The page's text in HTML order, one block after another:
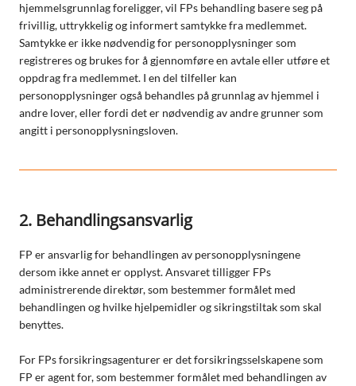
hjemmelsgrunnlag foreligger, vil FPs behandling basere seg på
frivillig, uttrykkelig og informert samtykke fra medlemmet.
Samtykke er ikke nødvendig for personopplysninger som
registreres og brukes for å gjennomføre en avtale eller utføre et
oppdrag fra medlemmet. I en del tilfeller kan
personopplysninger også behandles på grunnlag av hjemmel i
andre lover, eller fordi det er nødvendig av andre grunner som
angitt i personopplysningsloven.
2. Behandlingsansvarlig
FP er ansvarlig for behandlingen av personopplysningene
dersom ikke annet er opplyst. Ansvaret tilligger FPs
administrerende direktør, som bestemmer formålet med
behandlingen og hvilke hjelpemidler og sikringstiltak som skal
benyttes.
For FPs forsikringsagenturer er det forsikringsselskapene som
FP er agent for, som bestemmer formålet med behandlingen av